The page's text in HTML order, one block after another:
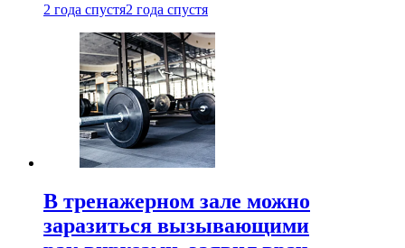
2 года спустя2 года спустя
В тренажерном зале можно
заразиться вызывающими